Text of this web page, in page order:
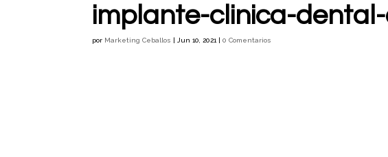
implante-clinica-
por Marketing Ceballos | Jun 10, 2021 |0 Comentarios